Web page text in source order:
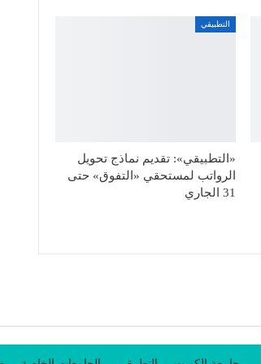
التطبيقي
«التطبيقي»: تقديم نماذج تحويل
الرواتب لمستحقي «التفوق» حتى
31 الجاري